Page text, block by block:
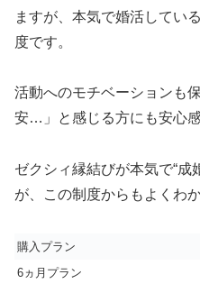
ますが、本気で婚活してい
度です。
活動へのモチベーションも
安…」と感じる方にも安心
ゼクシィ縁結びが本気で“成
が、この制度からもよくわか
購入プラン
6ヵ月プラン